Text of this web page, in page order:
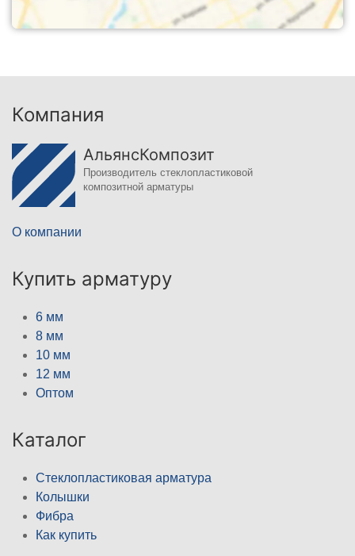
Компания
АльянсКомпозит
Производитель стеклопластиковой
композитной арматуры
О компании
Купить арматуру
6 мм
8 мм
10 мм
12 мм
Оптом
Каталог
Стеклопластиковая арматура
Колышки
Фибра
Как купить